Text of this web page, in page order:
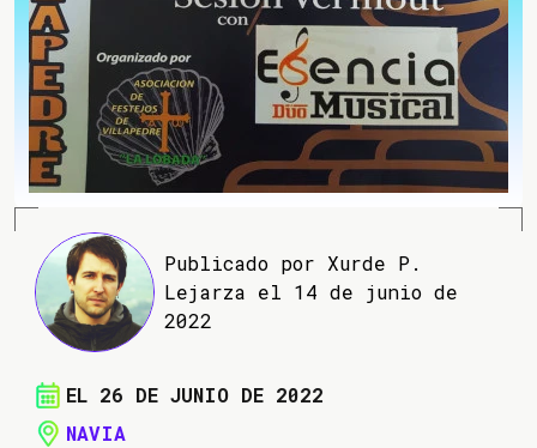
Publicado por Xurde P.
Lejarza el 14 de junio de
2022
EL 26 DE JUNIO DE 2022
NAVIA